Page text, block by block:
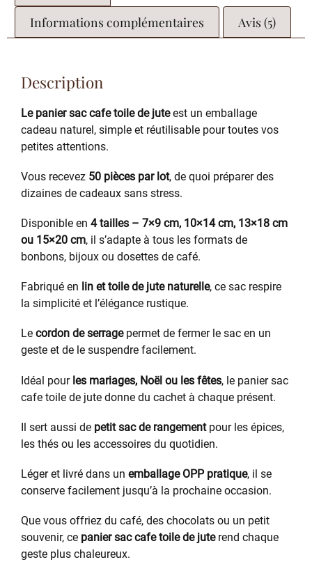
Informations complémentaires
Avis (5)
Description
Le panier sac cafe toile de juteest un emballage
cadeau naturel, simple et réutilisable pour toutes vos
petites attentions.
Vous recevez 50 pièces par lot, de quoi préparer des
dizaines de cadeaux sans stress.
Disponible en 4 tailles – 7×9 cm, 10×14 cm, 13×18 cm
ou 15×20 cm, il s’adapte à tous les formats de
bonbons, bijoux ou dosettes de café.
Fabriqué en lin et toile de jute naturelle, ce sac respire
la simplicité et l’élégance rustique.
Le cordon de serragepermet de fermer le sac en un
geste et de le suspendre facilement.
Idéal pourles mariages, Noël ou les fêtes, le panier sac
cafe toile de jute donne du cachet à chaque présent.
Il sert aussi de petit sac de rangementpour les épices,
les thés ou les accessoires du quotidien.
Léger et livré dans un emballage OPP pratique, il se
conserve facilement jusqu’à la prochaine occasion.
Que vous offriez du café, des chocolats ou un petit
souvenir, ce panier sac cafe toile de juterend chaque
geste plus chaleureux.